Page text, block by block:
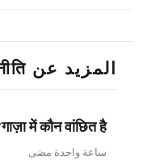
المزيد عن राजनीति
गाज़ा में कौन वांछित है?
ساعة واحدة مضى